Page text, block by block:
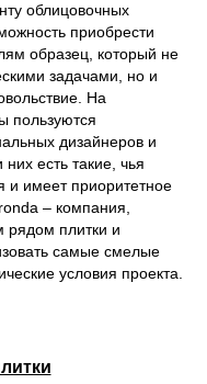
облицовочных
приобрести
образец, который не
задачами, но и
На
пользуются
дизайнеров и
есть такие, чья
и имеет приоритетное
– компания,
плитки и
самые смелые
условия проекта.